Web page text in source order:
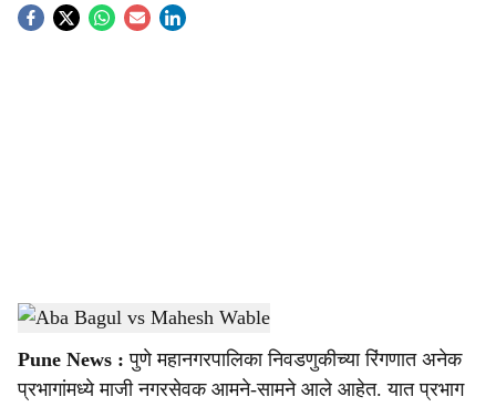
S
a
Aba Bagul vs Mahesh Wable-sarkarnama
Pune News : पुणे महानगरपालिका निवडणुकीच्या रिंगणात अनेक
प्रभागांमध्ये माजी नगरसेवक आमने-सामने आले आहेत. यात प्रभाग